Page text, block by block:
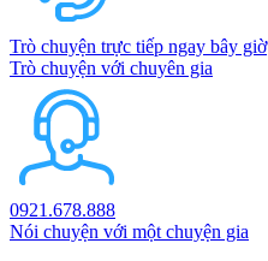
Trò chuyện trực tiếp ngay bây giờ
Trò chuyện với chuyên gia
0921.678.888
Nói chuyện với một chuyện gia